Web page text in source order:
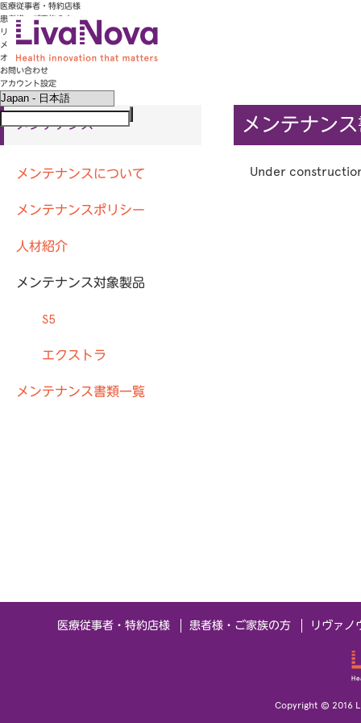
LivaNova
医療従事者・特約店様
患者様・ご家族の方
リヴァノヴァについて
メンテナンス
オーダー
お問い合わせ
アカウント設定
メンテナンス
メンテナンスについて
メンテナンスポリシー
人材紹介
メンテナンス対象製品
S5
エクストラ
メンテナンス書類一覧
メンテナン
Under
医療従事者・特約店様 患者様・ご家族の方 リヴァノ
Copyright © 2016